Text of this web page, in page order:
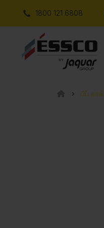
1800 121 6808
பிப் காக்